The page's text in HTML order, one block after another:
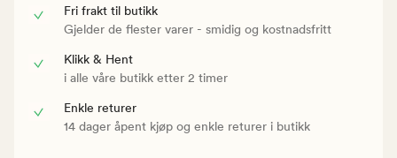
Fri frakt til butikk
Gjelder de flester varer - smidig og kostnadsfritt
Klikk & Hent
i alle våre butikk etter 2 timer
Enkle returer
14 dager åpent kjøp og enkle returer i butikk